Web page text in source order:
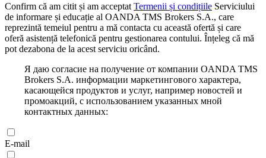
Confirm că am citit și am acceptat Termenii și condițiile Serviciului
de informare și educație al OANDA TMS Brokers S.A., care
reprezintă temeiul pentru a mă contacta cu această ofertă și care
oferă asistență telefonică pentru gestionarea contului. Înțeleg că mă
pot dezabona de la acest serviciu oricând.
Я даю согласие на получение от компании OANDA TMS
Brokers S.A. информации маркетингового характера,
касающейся продуктов и услуг, например новостей и
промоакций, с использованием указанных мной
контактных данных:
E-mail